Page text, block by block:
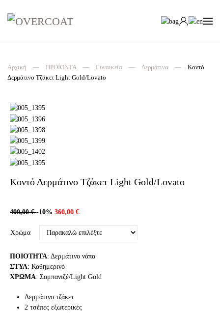
Αρχική ΠΡΟΪΟΝΤΑ Γυναικεία Δερμάτινα
Κοντό
Δερμάτινο Τζάκετ Light Gold/Lovato
Κοντό Δερμάτινο Τζάκετ Light Gold/Lovato
400,00 €-10% 360,00 €
Χρώμα
ΠΟΙΟΤΗΤΑ: Δερμάτινο νάπα
ΣΤΥΛ: Καθημερινό
ΧΡΩΜΑ: Σαμπανιζέ/Light Gold
Δερμάτινο τζάκετ
2 τσέπες εξωτερικές